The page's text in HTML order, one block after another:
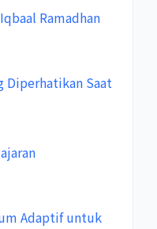
Ramadhan
Diperhatikan Saat
Adaptif untuk